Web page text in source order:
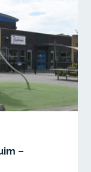
–